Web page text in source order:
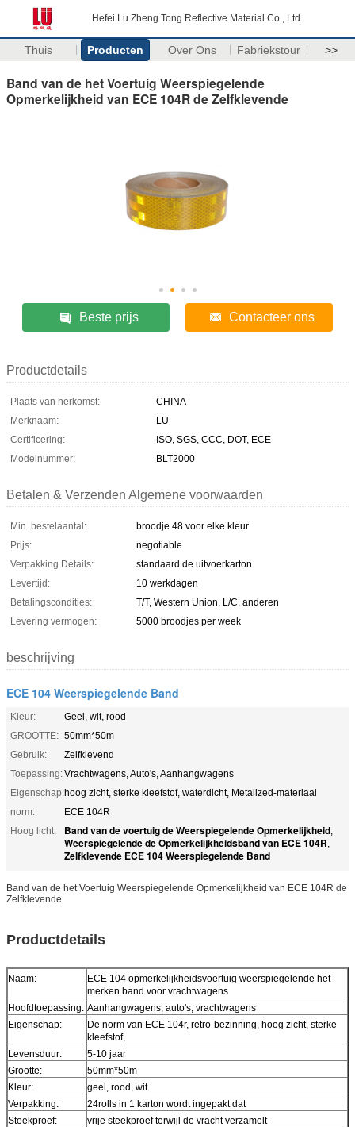
Hefei Lu Zheng Tong Reflective Material Co., Ltd.
Thuis Producten Over Ons Fabriekstour >>
Band van de het Voertuig Weerspiegelende
Opmerkelijkheid van ECE 104R de Zelfklevende
Beste prijs Contacteer ons
Productdetails
Plaats van herkomst:
CHINA
Merknaam:
LU
Certificering:
ISO, SGS, CCC, DOT, ECE
Modelnummer:
BLT2000
Betalen & Verzenden Algemene voorwaarden
Min. bestelaantal:
broodje 48 voor elke kleur
Prijs:
negotiable
Verpakking Details:
standaard de uitvoerkarton
Levertijd:
10 werkdagen
Betalingscondities:
T/T, Western Union, L/C, anderen
Levering vermogen:
5000 broodjes per week
beschrijving
ECE 104 Weerspiegelende Band
Kleur:
Geel, wit, rood
GROOTTE: 50mm*50m
Gebruik:
Zelfklevend
Toepassing:Vrachtwagens, Auto's, Aanhangwagens
Eigenschap:hoog zicht, sterke kleefstof, waterdicht, Metailzed-materiaal
norm:
ECE 104R
Hoog licht:
Band van de voertuig de Weerspiegelende Opmerkelijkheid,
Weerspiegelende de Opmerkelijkheidsband van ECE 104R,
Zelfklevende ECE 104 Weerspiegelende Band
Band van de het Voertuig Weerspiegelende Opmerkelijkheid van ECE 104R de
Zelfklevende
Productdetails
Naam:
ECE 104 opmerkelijkheidsvoertuig weerspiegelende het
merken band voor vrachtwagens
Hoofdtoepassing: Aanhangwagens, auto's, vrachtwagens
Eigenschap:
De norm van ECE 104r, retro-bezinning, hoog zicht, sterke
kleefstof,
Levensduur:
5-10 jaar
Grootte:
50mm*50m
Kleur:
geel, rood, wit
Verpakking:
24rolls in 1 karton wordt ingepakt dat
Steekproef:
vrije steekproef terwijl de vracht verzamelt